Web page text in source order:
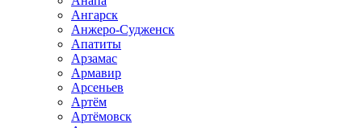
Ангарск
Анжеро-Судженск
Апатиты
Арзамас
Армавир
Арсеньев
Артём
Артёмовск